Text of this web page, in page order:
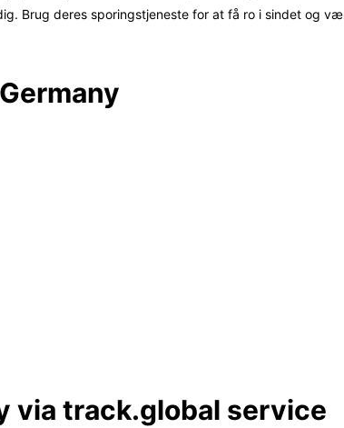
Brug deres sporingstjeneste for at få ro i sindet og
via track.global service